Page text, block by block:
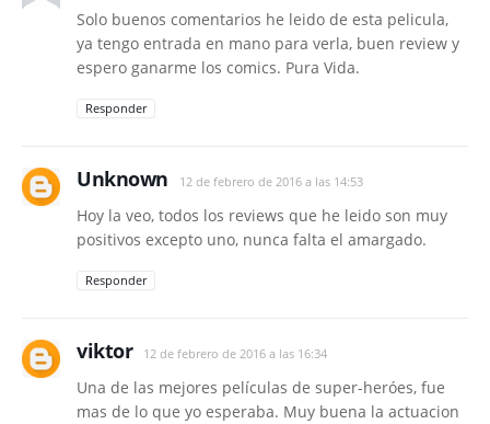
Solo buenos comentarios he leido de esta pelicula,
ya tengo entrada en mano para verla, buen review y
espero ganarme los comics. Pura Vida.
Responder
Unknown 12 de febrero de 2016 a las 14:53
Hoy la veo, todos los reviews que he leido son muy
positivos excepto uno, nunca falta el amargado.
Responder
viktor 12 de febrero de 2016 a las 16:34
Una de las mejores películas de super-heróes, fue
mas de lo que yo esperaba. Muy buena la actuacion